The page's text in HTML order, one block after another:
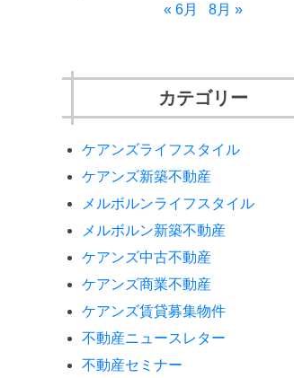
« 6月 8月 »
カテゴリー
ケアンズライフスタイル
ケアンズ新築不動産
メルボルンライフスタイル
メルボルン新築不動産
ケアンズ中古不動産
ケアンズ商業不動産
ケアンズ賃貸募集物件
不動産ニュースレター
不動産セミナー